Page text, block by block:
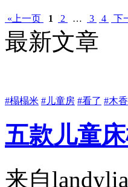
«上一页 1 2 … 3 4 下
最新文章
#榻榻米 #儿童房 #看了 #木香
五款儿童
来自